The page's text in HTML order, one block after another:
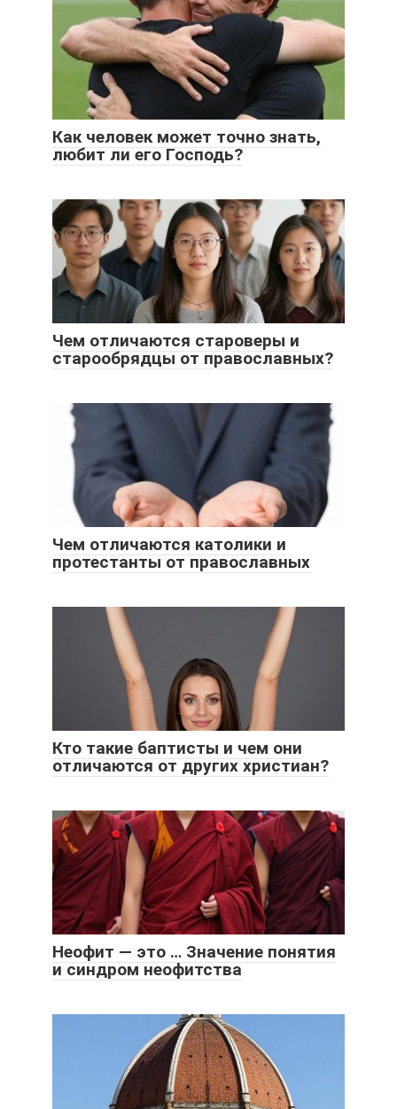
Как человек может точно знать,
любит ли его Господь?
Чем отличаются староверы и
старообрядцы от православных?
Чем отличаются католики и
протестанты от православных
Кто такие баптисты и чем они
отличаются от других христиан?
Неофит — это … Значение понятия
и синдром неофитства